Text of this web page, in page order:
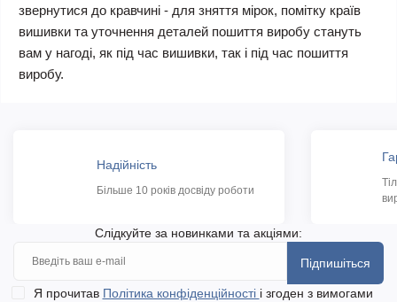
звернутися до кравчині - для зняття мірок, помітку країв
вишивки та уточнення деталей пошиття виробу стануть
вам у нагоді, як під час вишивки, так і під час пошиття
виробу.
Надійність
Більше 10 років досвіду роботи
Слідкуйте за новинками та акціями:
Підпишіться
Я прочитав Політика конфіденційності і згоден з вимогами